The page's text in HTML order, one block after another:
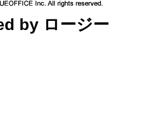
by ロージー